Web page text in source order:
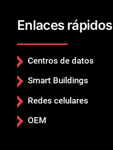
Enlaces rápidos
Centros de datos
Smart Buildings
Redes celulares
OEM